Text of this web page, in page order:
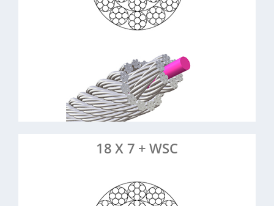
Handhabung
Anwendungsbeispiele:
> Mehr erfahren
> Artikel anfragen
18 X 7 + WSC
Konstruktion
:
18 Litzen à 7 Drähte,
Stahleinlage